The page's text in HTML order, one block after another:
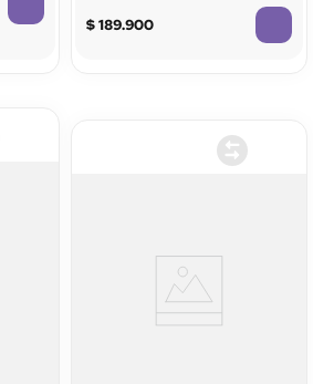
Silenciosa
$189.900